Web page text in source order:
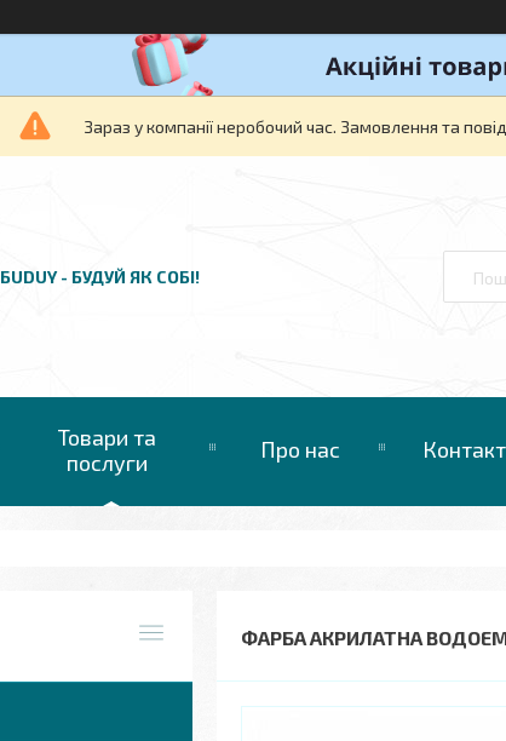
Зараз у компанії неробочий час. Замовлення та
БUDUY - БУДУЙ ЯК СОБІ!
Товари та
послуги
Про нас
ФАРБА АКРИЛАТНА